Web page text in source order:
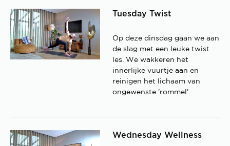
Tuesday Twist
Op deze dinsdag gaan we aan
de slag met een leuke twist
les. We wakkeren het
innerlijke vuurtje aan en
reinigen het lichaam van
ongewenste 'rommel'.
Wednesday Wellness